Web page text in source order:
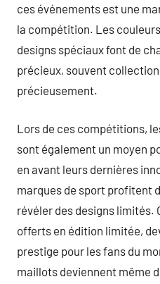
ces événements est une
la compétition. Les
designs spéciaux font de
précieux, souvent
précieusement.
Lors de ces compétitions,
sont également un moyen
en avant leurs dernières
marques de sport profitent
révéler des designs limités.
offerts en édition limitée,
prestige pour les fans du
maillots deviennent même